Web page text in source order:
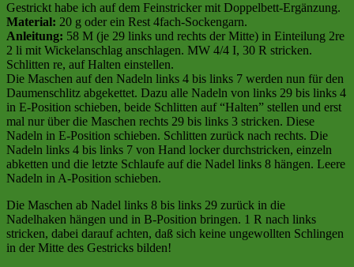
Gestrickt habe ich auf dem Feinstricker mit Doppelbett-Ergänzung.
Material: 20 g oder ein Rest 4fach-Sockengarn.
Anleitung: 58 M (je 29 links und rechts der Mitte) in Einteilung 2re
2 li mit Wickelanschlag anschlagen. MW 4/4 I, 30 R stricken.
Schlitten re, auf Halten einstellen.
Die Maschen auf den Nadeln links 4 bis links 7 werden nun für den
Daumenschlitz abgekettet. Dazu alle Nadeln von links 29 bis links 4
in E-Position schieben, beide Schlitten auf “Halten” stellen und erst
mal nur über die Maschen rechts 29 bis links 3 stricken. Diese
Nadeln in E-Position schieben. Schlitten zurück nach rechts. Die
Nadeln links 4 bis links 7 von Hand locker durchstricken, einzeln
abketten und die letzte Schlaufe auf die Nadel links 8 hängen. Leere
Nadeln in A-Position schieben.
Die Maschen ab Nadel links 8 bis links 29 zurück in die
Nadelhaken hängen und in B-Position bringen. 1 R nach links
stricken, dabei darauf achten, daß sich keine ungewollten Schlingen
in der Mitte des Gestricks bilden!